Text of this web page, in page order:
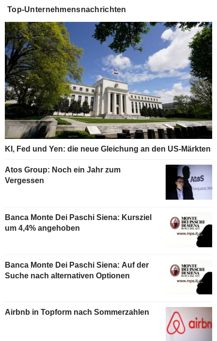
Top-Unternehmensnachrichten
KI, Fed und Yen: die neue Gleichung an den US-Märkten
Atos Group: Noch ein Jahr zum
Vergessen
Banca Monte Dei Paschi Siena: Kursziel
um 4,4% angehoben
Banca Monte Dei Paschi Siena: Auf der
Suche nach alternativen Optionen
Airbnb in Topform nach Sommerzahlen